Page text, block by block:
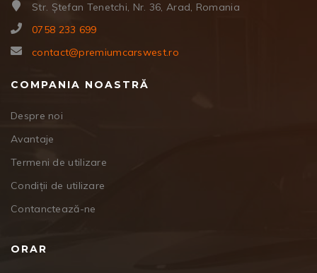
Str. Ștefan Tenetchi, Nr. 36, Arad, Romania
0758 233 699
contact@premiumcarswest.ro
COMPANIA NOASTRĂ
Despre noi
Avantaje
Termeni de utilizare
Condiții de utilizare
Contanctează-ne
ORAR